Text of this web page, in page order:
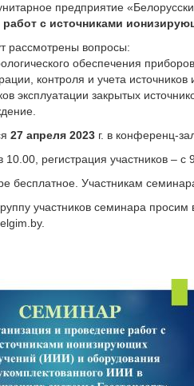
предприятие
с источниками
рассмотрены вопросы:
обеспечения
контроля и учета
эксплуатации закрытых
27 апреля 2023 г. в конференц-
регистрация участников – с
бесплатное. Участникам
участников семинара